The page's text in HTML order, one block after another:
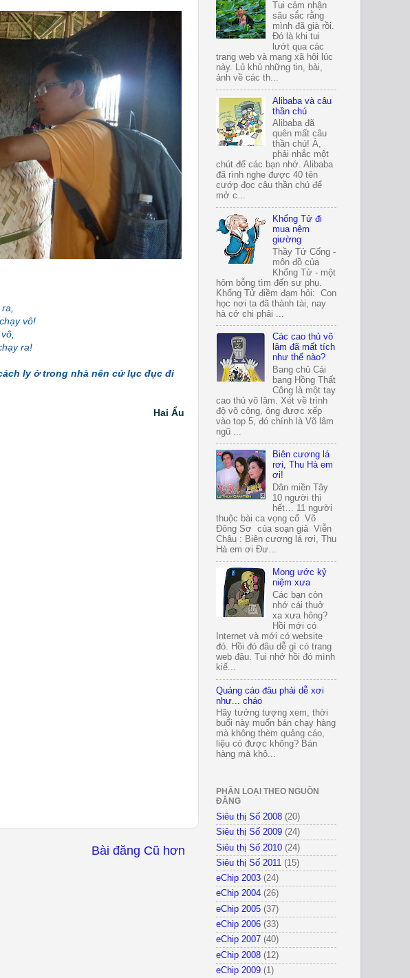
vô!
ra!
ly ở trong nhà nên cứ lục đục đi
Hai Ẩu
Bài đăng Cũ hơn
Tui cảm nhận
sâu sắc rằng
mình đã già rồi.
Đó là khi tui
lướt qua các
trang web và mạng xã hội lúc
này. Lủ khủ những tin, bài,
ảnh về các th...
Alibaba và câu
thần chú
Alibaba đã
quên mất câu
thần chú! À,
phải nhắc một
chút để các bạn nhớ. Alibaba
đã rình nghe được 40 tên
cướp đọc câu thần chú để
mở c...
Khổng Tử đi
mua nệm
giường
Thầy Tử Cống -
môn đồ của
Khổng Tử - một
hôm bỗng tìm đến sư phụ.
Khổng Tử điềm đạm hỏi: Con
học nơi ta đã thành tài, nay
hà cớ chi phải ...
Các cao thủ võ
lâm đã mất tích
như thế nào?
Bang chủ Cái
bang Hồng Thất
Công là một tay
cao thủ võ lâm. Xét về trình
độ võ công, ông được xếp
vào top 5, đó chính là Võ lâm
ngũ ...
Biên cương lá
rơi, Thu Hà em
ơi!
Dân miền Tây
10 người thì
hết… 11 người
thuộc bài ca vọng cổ Võ
Đông Sơ của soạn giả Viễn
Châu : Biên cương lá rơi, Thu
Hà em ơi Đư...
Mong ước kỷ
niệm xưa
Các bạn còn
nhớ cái thuở
xa xưa hông?
Hồi mới có
Internet và mới có website
đó. Hồi đó đâu dễ gì có trang
web đâu. Tui nhớ hồi đó mình
kiế...
Quảng cáo đâu phải dễ xơi
như... cháo
Hãy tưởng tượng xem, thời
buổi này muốn bán chạy hàng
mà không thèm quảng cáo,
liệu có được không? Bán
hàng mà khô...
PHÂN LOẠI THEO NGUỒN
ĐĂNG
Siêu thị Số 2008 (20)
Siêu thị Số 2009 (24)
Siêu thị Số 2010 (24)
Siêu thị Số 2011 (15)
eChip 2003 (24)
eChip 2004 (26)
eChip 2005 (37)
eChip 2006 (33)
eChip 2007 (40)
eChip 2008 (12)
eChip 2009 (1)